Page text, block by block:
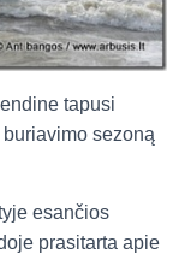
tapusi
sezoną
esančios
prasitarta apie